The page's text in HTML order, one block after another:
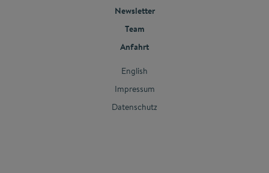
Newsletter
Team
Anfahrt
English
Impressum
Datenschutz